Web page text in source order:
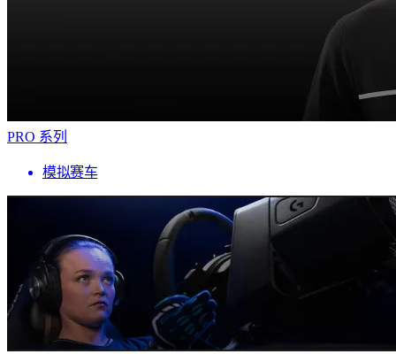
PRO 系列
模拟赛车